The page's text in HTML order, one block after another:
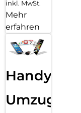
inkl. MwSt.
Mehr
erfahren
Handy
Umzug